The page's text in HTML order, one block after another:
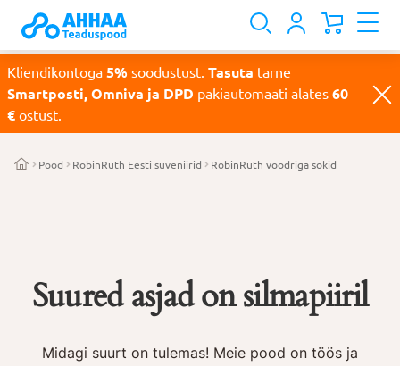
Kliendikontoga 5% soodustust. Tasuta tarne
Smartposti, Omniva ja DPD pakiautomaati alates 60
€ ostust.
Pood RobinRuth Eesti suveniirid RobinRuth voodriga sokid
Suured asjad on silmapiiril
Midagi suurt on tulemas! Meie pood on töös ja